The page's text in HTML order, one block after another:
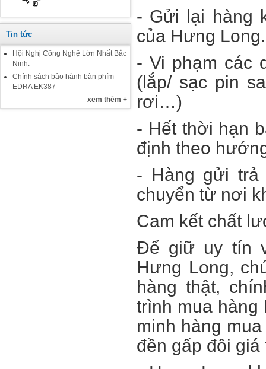
Tin tức
Hội Nghị Công Nghệ Lớn Nhất Bắc
Ninh:
Chính sách bảo hành bàn phím
EDRA EK387
xem thêm +
- Gửi lại hàng
của Hưng Long.
- Vi phạm các
(lắp/ sạc pin
rơi…)
- Hết thời hạn
định theo
- Hàng gửi trả
chuyển từ nơi
Cam kết chất
Để giữ uy tín
Hưng Long,
hàng thật,
trình mua hàng
minh hàng
đền gấp đôi